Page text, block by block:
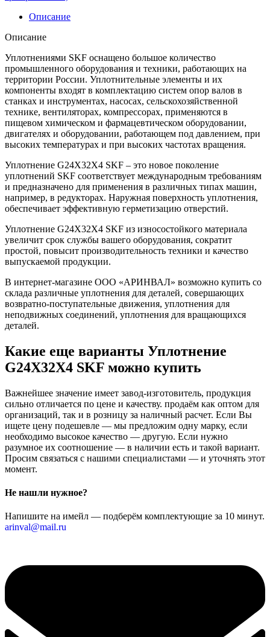
Описание
Описание
Уплотнениями SKF оснащено большое количество
промышленного оборудования и техники, работающих на
территории России. Уплотнительные элементы и их
компоненты входят в комплектацию систем опор валов в
станках и инструментах, насосах, сельскохозяйственной
технике, вентиляторах, компрессорах, применяются в
пищевом химическом и фармацевтическом оборудовании,
двигателях и оборудовании, работающем под давлением, при
высоких температурах и при высоких частотах вращения.
Уплотнение G24X32X4 SKF – это новое поколение
уплотнений SKF соответствует международным требованиям
и предназначено для применения в различных типах машин,
например, в редукторах. Наружная поверхность уплотнения,
обеспечивает эффективную герметизацию отверстий.
Уплотнение G24X32X4 SKF из износостойкого материала
увеличит срок службы вашего оборудования, сократит
простой, повысит производительность техники и качество
выпускаемой продукции.
В интернет-магазине ООО «АРИНВАЛ» возможно купить со
склада различные уплотнения для деталей, совершающих
возвратно-поступательные движения, уплотнения для
неподвижных соединений, уплотнения для вращающихся
деталей.
Какие еще варианты Уплотнение
G24X32X4 SKF можно купить
Важнейшее значение имеет завод-изготовитель, продукция
сильно отличается по цене и качеству. продаём как оптом для
организаций, так и в розницу за наличный расчет. Если Вы
ищете цену подешевле — мы предложим одну марку, если
необходимо высокое качество — другую. Если нужно
разумное их соотношение — в наличии есть и такой вариант.
Просим связаться с нашими специалистами — и уточнять этот
момент.
Не нашли нужное?
Напишите на имейл — подберём комплектующие за 10 минут.
arinval@mail.ru